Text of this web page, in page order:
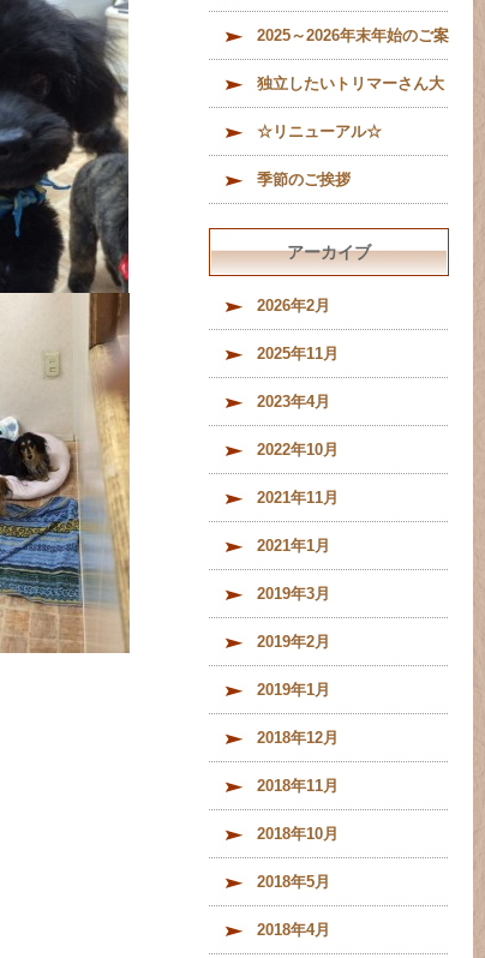
メール設定確認のお願い
（有限会社ペットキャッス
ル様）
2025～2026年末年始のご案
内
独立したいトリマーさん大
募集！
☆リニューアル☆
季節のご挨拶
アーカイブ
2026年2月
2025年11月
2023年4月
2022年10月
2021年11月
2021年1月
2019年3月
2019年2月
2019年1月
2018年12月
2018年11月
2018年10月
2018年5月
2018年4月